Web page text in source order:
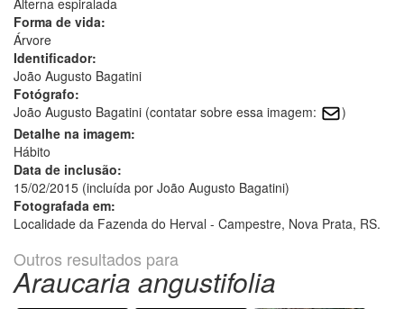
Forma de vida:
Árvore
Identificador:
João Augusto Bagatini
Fotógrafo:
João Augusto Bagatini (contatar sobre essa imagem:
)
Detalhe na imagem:
Hábito
Data de inclusão:
15/02/2015 (incluída por João Augusto Bagatini)
Fotografada em:
Localidade da Fazenda do Herval - Campestre, Nova Prata, RS.
Outros resultados para
Araucaria angustifolia